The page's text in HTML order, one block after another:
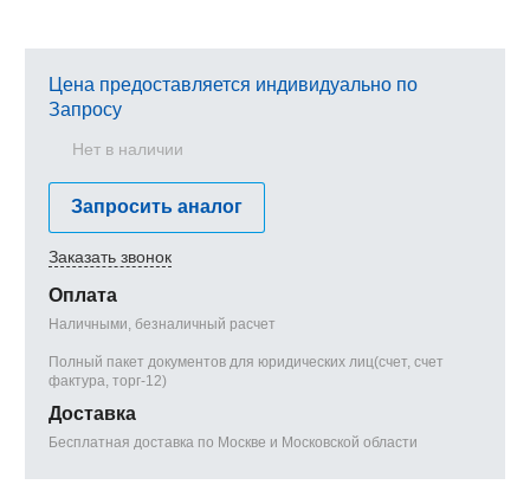
Цена предоставляется индивидуально по
Запросу
Нет в наличии
Запросить аналог
Заказать звонок
Оплата
Наличными, безналичный расчет
Полный пакет документов для юридических лиц(счет, счет
фактура, торг-12)
Доставка
Бесплатная доставка по Москве и Московской области